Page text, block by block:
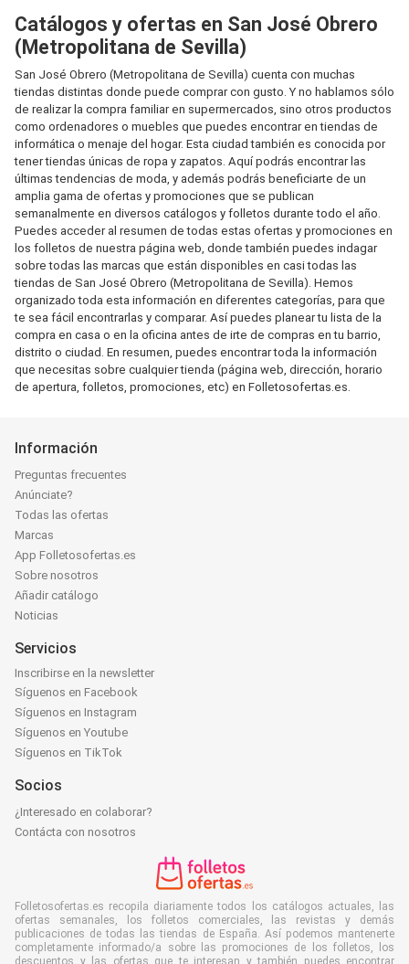
Catálogos y ofertas en San José Obrero
(Metropolitana de Sevilla)
San José Obrero (Metropolitana de Sevilla) cuenta con muchas
tiendas distintas donde puede comprar con gusto. Y no hablamos sólo
de realizar la compra familiar en supermercados, sino otros productos
como ordenadores o muebles que puedes encontrar en tiendas de
informática o menaje del hogar. Esta ciudad también es conocida por
tener tiendas únicas de ropa y zapatos. Aquí podrás encontrar las
últimas tendencias de moda, y además podrás beneficiarte de un
amplia gama de ofertas y promociones que se publican
semanalmente en diversos catálogos y folletos durante todo el año.
Puedes acceder al resumen de todas estas ofertas y promociones en
los folletos de nuestra página web, donde también puedes indagar
sobre todas las marcas que están disponibles en casi todas las
tiendas de San José Obrero (Metropolitana de Sevilla). Hemos
organizado toda esta información en diferentes categorías, para que
te sea fácil encontrarlas y comparar. Así puedes planear tu lista de la
compra en casa o en la oficina antes de irte de compras en tu barrio,
distrito o ciudad. En resumen, puedes encontrar toda la información
que necesitas sobre cualquier tienda (página web, dirección, horario
de apertura, folletos, promociones, etc) en Folletosofertas.es.
Información
Preguntas frecuentes
Anúnciate?
Todas las ofertas
Marcas
App Folletosofertas.es
Sobre nosotros
Añadir catálogo
Noticias
Servicios
Inscribirse en la newsletter
Síguenos en Facebook
Síguenos en Instagram
Síguenos en Youtube
Síguenos en TikTok
Socios
¿Interesado en colaborar?
Contácta con nosotros
Folletosofertas.es recopila diariamente todos los catálogos actuales, las
ofertas semanales, los folletos comerciales, las revistas y demás
publicaciones de todas las tiendas de España. Así podemos mantenerte
completamente informado/a sobre las promociones de los folletos, los
descuentos y las ofertas que te interesan y también puedes encontrar